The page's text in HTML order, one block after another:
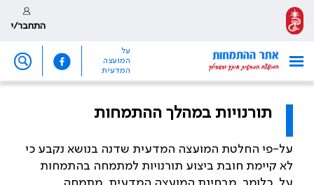
התחבר/י
על
המועצה
המדעית
תורנויות במהלך ההתמחות
על-פי החלטת המועצה המדעית שדנה בנושא נקבע כי
לא קיימת חובת ביצוע תורנויות למתמחה בהתמחות